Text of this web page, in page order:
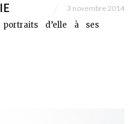
3 novembre 2014
d’elle à ses